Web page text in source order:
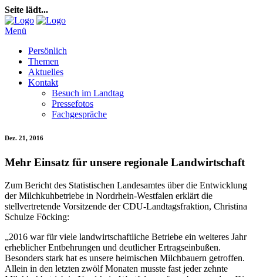
Seite lädt...
Menü
Persönlich
Themen
Aktuelles
Kontakt
Besuch im Landtag
Pressefotos
Fachgespräche
Dez. 21, 2016
Mehr Einsatz für unsere regionale Landwirtschaft
Zum Bericht des Statistischen Landesamtes über die Entwicklung
der Milchkuhbetriebe in Nordrhein-Westfalen erklärt die
stellvertretende Vorsitzende der CDU-Landtagsfraktion, Christina
Schulze Föcking:
„2016 war für viele landwirtschaftliche Betriebe ein weiteres Jahr
erheblicher Entbehrungen und deutlicher Ertragseinbußen.
Besonders stark hat es unsere heimischen Milchbauern getroffen.
Allein in den letzten zwölf Monaten musste fast jeder zehnte